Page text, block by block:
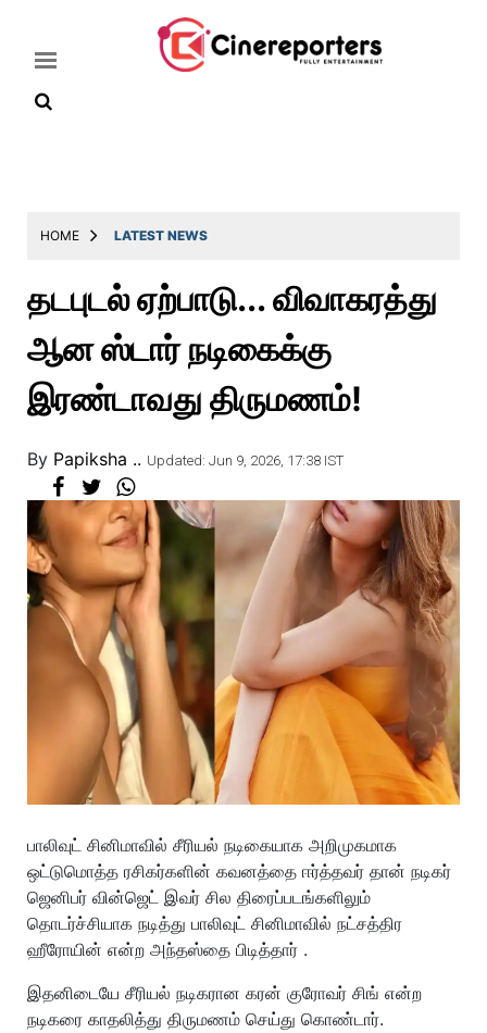
Latest
Throwback
Television
Reviews
Photos
Story
HOME LATEST NEWS
தடபுடல் ஏற்பாடு... விவாகரத்து
ஆன ஸ்டார் நடிகைக்கு
இரண்டாவது திருமணம்!
By Papiksha .. Updated: Jun 9, 2026, 17:38 IST
பாலிவுட் சினிமாவில் சீரியல் நடிகையாக அறிமுகமாக
ஒட்டுமொத்த ரசிகர்களின் கவனத்தை ஈர்த்தவர் தான் நடிகர்
ஜெனிபர் வின்ஜெட் இவர் சில திரைப்படங்களிலும்
தொடர்ச்சியாக நடித்து பாலிவுட் சினிமாவில் நட்சத்திர
ஹீரோயின் என்ற அந்தஸ்தை பிடித்தார் .
இதனிடையே சீரியல் நடிகரான கரன் குரோவர் சிங் என்ற
நடிகரை காதலித்து திருமணம் செய்து கொண்டார்.